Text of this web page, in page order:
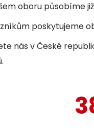
oboru působíme již
poskytujeme
nás v České